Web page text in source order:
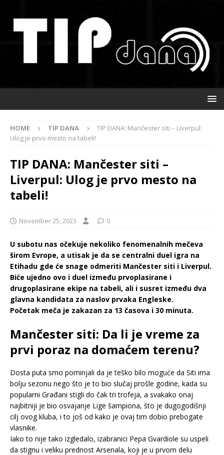
HOME TIP DANA
TIP DANA: Mančester siti – Liverpul:
Ulog je prvo mesto na tabeli!
TIP DANA: Mančester siti –
Liverpul: Ulog je prvo mesto na
tabeli!
November 25, 2023 0
U subotu nas očekuje nekoliko fenomenalnih mečeva
širom Evrope, a utisak je da se centralni duel igra na
Etihadu gde će snage odmeriti Mančester siti i Liverpul.
Biće ujedno ovo i duel između prvoplasirane i
drugoplasirane ekipe na tabeli, ali i susret između dva
glavna kandidata za naslov prvaka Engleske.
Početak meča je zakazan za 13 časova i 30 minuta.
Mančester siti: Da li je vreme za
prvi poraz na domaćem terenu?
Dosta puta smo pominjali da je teško bilo moguće da Siti ima
bolju sezonu nego što je to bio slučaj prošle godine, kada su
popularni Građani stigli do čak tri trofeja, a svakako onaj
najbitniji je bio osvajanje Lige šampiona, što je dugogodišnji
cilj ovog kluba, i to još od kako je ovaj tim dobio prebogate
vlasnike.
Iako to nije tako izgledalo, izabranici Pepa Gvardiole su uspeli
da stignu i veliku prednost Arsenala, koji je u prvom delu